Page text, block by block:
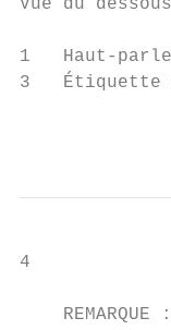
Vue du dessous
1   Haut-
3   Étiquette
4
REMARQUE